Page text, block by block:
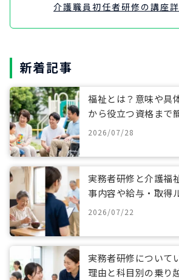
介護職員初任者研修の講座
新着記事
福祉とは？意味や具
から役立つ資格まで
2026/07/28
実務者研修と介護福
事内容や給与・取得
2026/07/22
実務者研修について
理由と科目別の乗り